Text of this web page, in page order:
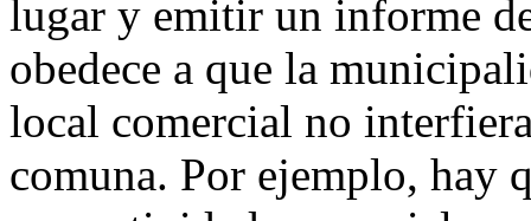
lugar y emitir un informe
obedece a que la
local comercial no
comuna. Por ejemplo, hay